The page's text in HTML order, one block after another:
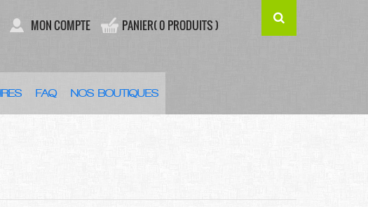
MON COMPTE PANIER( 0 PRODUITS )
FAQ NOS BOUTIQUES